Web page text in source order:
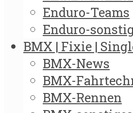
Enduro-Teams
Enduro-
BMX | Fixie |
BMX-News
BMX-
BMX-Rennen